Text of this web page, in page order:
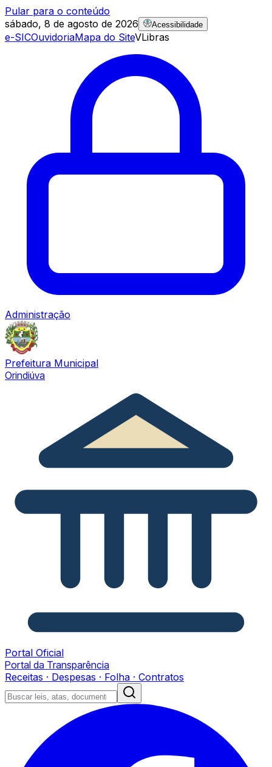
Pular para o conteúdo
sábado, 8 de agosto de 2026
Acessibilidade
e-SICOuvidoriaMapa do SiteVLibras
Administração
Prefeitura Municipal
Orindiúva
Portal Oficial
Portal da Transparência
Receitas · Despesas · Folha · Contratos